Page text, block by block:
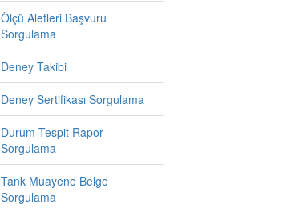
Ölçü Aletleri Başvuru
Sorgulama
Deney Takibi
Deney Sertifikası Sorgulama
Durum Tespit Rapor
Sorgulama
Tank Muayene Belge
Sorgulama